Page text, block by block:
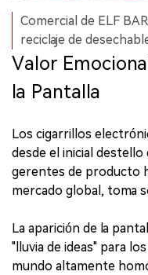
Comercial de ELF
reciclaje de
Valor
la Pantalla
Los cigarrillos
desde el inicial
gerentes de producto
mercado global, toma
La aparición de la
"lluvia de ideas" para
mundo altamente